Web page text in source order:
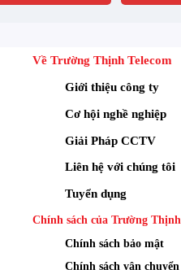
Về Trường Thịnh Telecom
Giới thiệu công ty
Cơ hội nghề nghiệp
Giải Pháp CCTV
Liên hệ với chúng tôi
Tuyển dụng
Chính sách của Trường Thịnh
Chính sách bảo mật
Chính sách vận chuyển